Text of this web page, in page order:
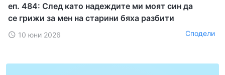
еп. 484: След като надеждите ми моят син да
се грижи за мен на старини бяха разбити
10 юни 2026 Сподели